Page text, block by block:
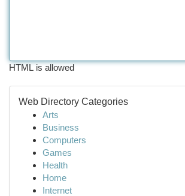
HTML is allowed
Web Directory Categories
Arts
Business
Computers
Games
Health
Home
Internet